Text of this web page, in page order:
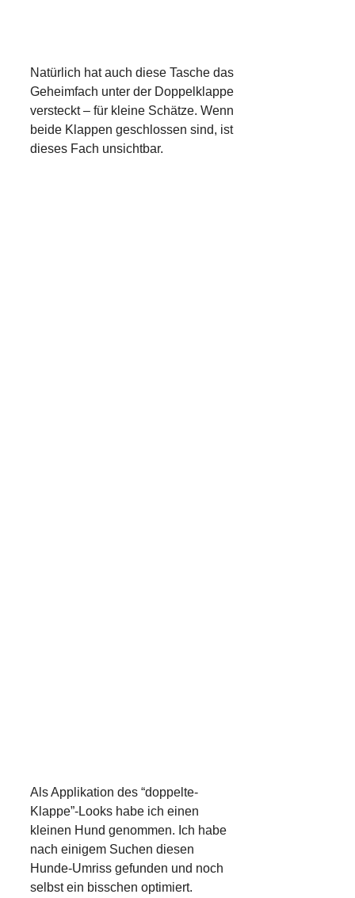
Natürlich hat auch diese Tasche das
Geheimfach unter der Doppelklappe
versteckt – für kleine Schätze. Wenn
beide Klappen geschlossen sind, ist
dieses Fach unsichtbar.
Als Applikation des “doppelte-
Klappe”-Looks habe ich einen
kleinen Hund genommen. Ich habe
nach einigem Suchen diesen
Hunde-Umriss gefunden und noch
selbst ein bisschen optimiert.